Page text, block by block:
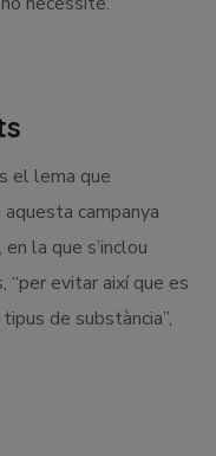
el lema que
campanya
la que s’inclou
evitar així que es
de substància”,